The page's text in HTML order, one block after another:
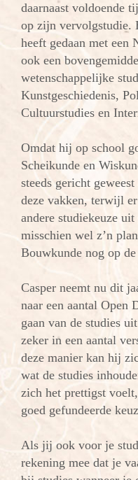
daarnaast voldoende
op zijn vervolgstudie.
heeft gedaan met
ook een
wetenschappelijke
Kunstgeschiedenis,
Cultuurstudies en
Omdat hij op school
Scheikunde en
steeds gericht
deze vakken, terwijl
andere studiekeuze
misschien wel z’n
Bouwkunde nog op de
Casper neemt nu dit
naar een aantal Open
gaan van de studies
zeker in een aantal
deze manier kan hij
wat de studies
zich het prettigst
goed gefundeerde
Als jij ook voor je
rekening mee dat je